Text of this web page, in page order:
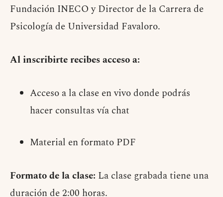
Fundación INECO y Director de la Carrera de
Psicología de Universidad Favaloro.
Al inscribirte recibes acceso a:
Acceso a la clase en vivo donde podrás
hacer consultas vía chat
Material en formato PDF
Formato de la clase: La clase grabada tiene una
duración de 2:00 horas.